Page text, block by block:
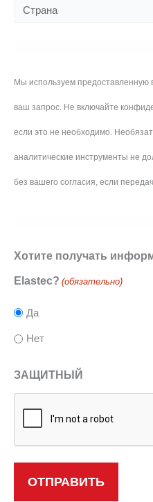
Мы используем
ваш запрос. Не включайте
если это не необходимо.
аналитические инструменты не
без вашего согласия, если
Хотите получать
Elastec? (обязательно)
Да
Нет
ЗАЩИТНЫЙ